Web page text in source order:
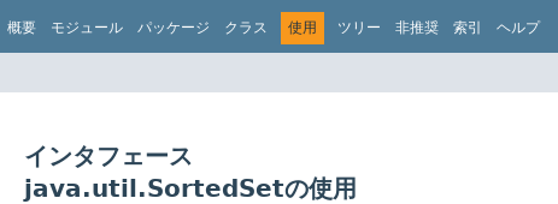
概要 モジュール パッケージ クラス 使用 ツリー 非推奨 索引 ヘルプ
インタフェース
java.util.SortedSetの使用